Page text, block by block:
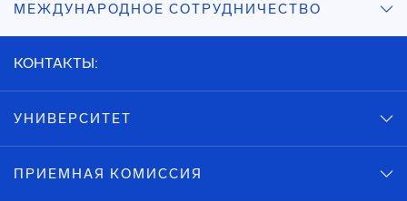
МЕЖДУНАРОДНОЕ СОТРУДНИЧЕСТВО
КОНТАКТЫ:
УНИВЕРСИТЕТ
ПРИЕМНАЯ КОМИССИЯ